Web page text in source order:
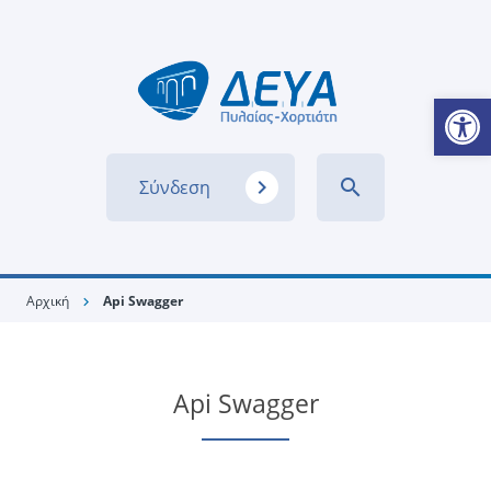
search
Σύνδεση navigate_next
Αρχική chevron_right Api Swagger
Api Swagger